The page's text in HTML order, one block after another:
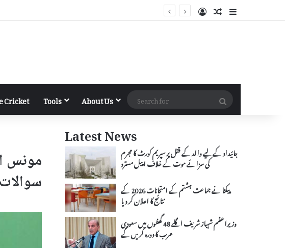
Log InRandom Article
Sidebar
Cricket Tools About Us
Search
for
مونس
Latest News
جائیداد کے لیے والد کے قتل پر سپریم کورٹ کا مجرم
کی سزائے موت کے خلاف اپیل مسترد
پیکٹا نے جماعت ہشتم کے امتحانات 2026 کے
نتائج کا اعلان کر دیا
وزیراعظم شہباز شریف اگلے 48 گھنٹوں میں سعودی
عرب کا دورہ کریں گے